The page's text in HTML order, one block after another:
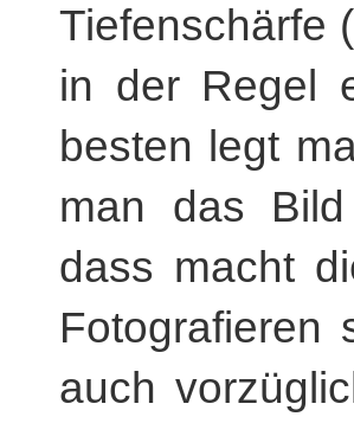
Tiefenschärfe
in der Regel
besten legt
man das
dass macht
Fotografieren
auch